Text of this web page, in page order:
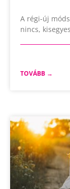
A régi-új
nincs,
TOVÁBB →